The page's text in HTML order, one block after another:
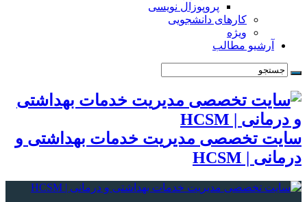
پروپوزال نویسی
کارهای دانشجویی
ویژه
آرشیو مطالب
سایت تخصصی مدیریت خدمات بهداشتی و
درمانی | HCSM